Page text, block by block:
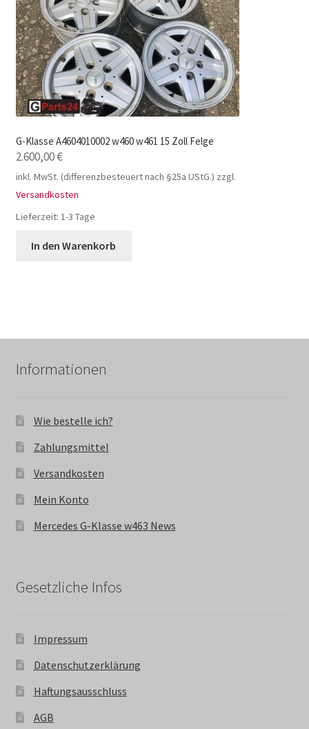
G-Klasse A4604010002 w460 w461 15 Zoll Felge
2.600,00€
inkl. MwSt. (differenzbesteuert nach §25a UStG.) zzgl.
Versandkosten
Lieferzeit: 1-3 Tage
In den Warenkorb
Informationen
Wie bestelle ich?
Zahlungsmittel
Versandkosten
Mein Konto
Mercedes G-Klasse w463 News
Gesetzliche Infos
Impressum
Datenschutzerklärung
Haftungsausschluss
AGB